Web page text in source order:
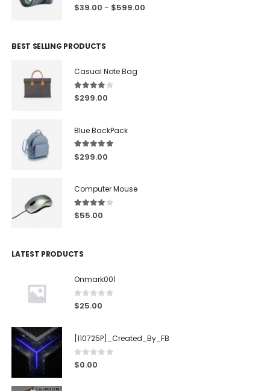
0out of 5
$39.00 – $599.00
BEST SELLING PRODUCTS
Casual Note Bag
4.00out of 5
$299.00
Blue BackPack
5.00out of 5
$299.00
Computer Mouse
4.00out of 5
$55.00
LATEST PRODUCTS
Onmark001
0out of 5
$25.00
[110725P]_Created_By_FB
0out of 5
$0.00